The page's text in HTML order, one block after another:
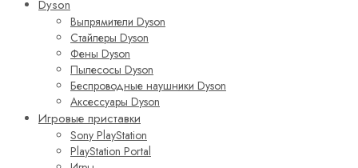
Dyson
Выпрямители Dyson
Стайлеры Dyson
Фены Dyson
Пылесосы Dyson
Беспроводные наушники Dyson
Аксессуары Dyson
Игровые приставки
Sony PlayStation
PlayStation Portal